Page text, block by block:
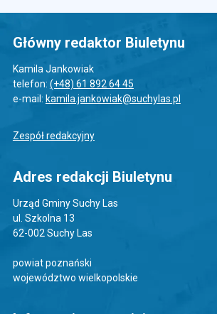
Główny redaktor Biuletynu
Kamila Jankowiak
telefon: (+48) 61 892 64 45
e-mail: kamila.jankowiak@suchylas.pl
Zespół redakcyjny
Adres redakcji Biuletynu
Urząd Gminy Suchy Las
ul. Szkolna 13
62-002 Suchy Las
powiat poznański
województwo wielkopolskie